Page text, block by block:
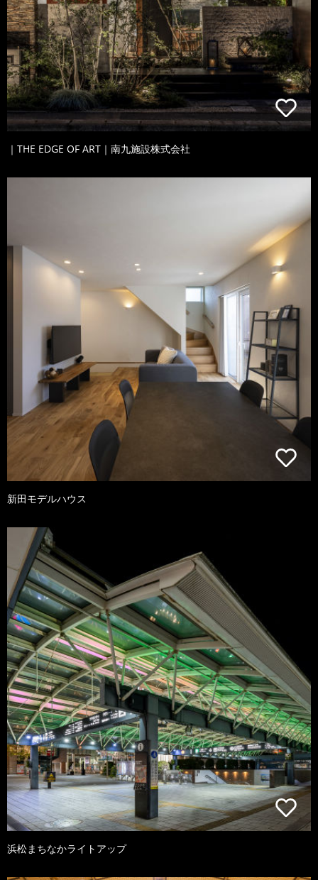
｜THE EDGE OF ART｜南九施設株式会社
新田モデルハウス
浜松まちなかライトアップ